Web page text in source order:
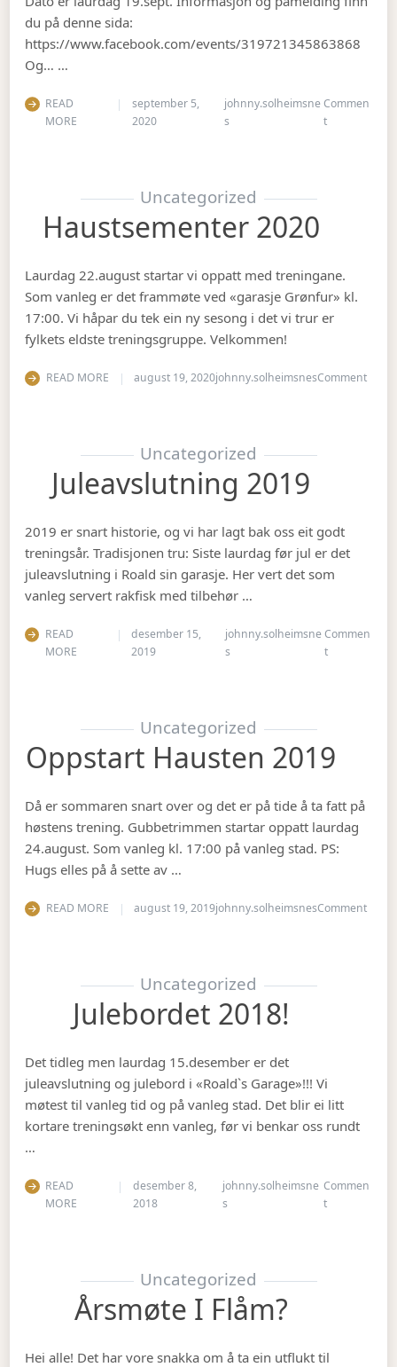
du på denne sida:
https://www.facebook.com/events/319721345863868
Og… …
READ
MORE
september 5,
2020
johnny.solheimsne
s
Commen
ton Gubbetur
Uncategorized
Haustsementer 2020
Laurdag 22.august startar vi oppatt med treningane.
Som vanleg er det frammøte ved «garasje Grønfur» kl.
17:00. Vi håpar du tek ein ny sesong i det vi trur er
fylkets eldste treningsgruppe. Velkommen!
READ MORE august 19, 2020johnny.solheimsnesCommenton
Uncategorized
Juleavslutning 2019
2019 er snart historie, og vi har lagt bak oss eit godt
treningsår. Tradisjonen tru: Siste laurdag før jul er det
juleavslutning i Roald sin garasje. Her vert det som
vanleg servert rakfisk med tilbehør …
READ
MORE
desember 15,
2019
johnny.solheimsne
s
Commen
ton
Uncategorized
Oppstart Hausten 2019
Då er sommaren snart over og det er på tide å ta fatt på
høstens trening. Gubbetrimmen startar oppatt laurdag
24.august. Som vanleg kl. 17:00 på vanleg stad. PS:
Hugs elles på å sette av …
READ MORE august 19, 2019johnny.solheimsnesCommenton
Uncategorized
Julebordet 2018!
Det tidleg men laurdag 15.desember er det
juleavslutning og julebord i «Roald`s Garage»!!! Vi
møtest til vanleg tid og på vanleg stad. Det blir ei litt
kortare treningsøkt enn vanleg, før vi benkar oss rundt
…
READ
MORE
desember 8,
2018
johnny.solheimsne
s
Commen
ton Julebordet
Uncategorized
Årsmøte I Flåm?
Hei alle! Det har vore snakka om å ta ein utflukt til